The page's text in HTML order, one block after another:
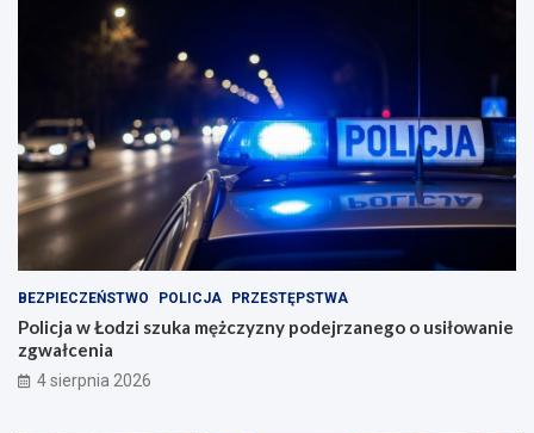
BEZPIECZEŃSTWO POLICJA PRZESTĘPSTWA
Policja w Łodzi szuka mężczyzny podejrzanego o usiłowanie
zgwałcenia
4 sierpnia 2026